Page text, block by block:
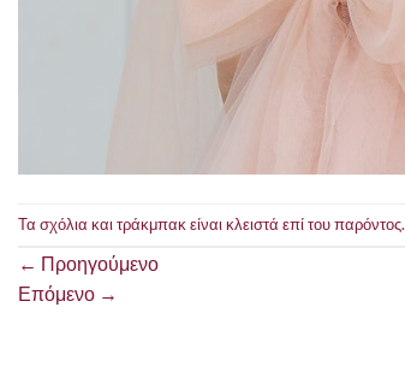
Τα σχόλια και τράκμπακ είναι κλειστά επί του παρόντος.
← Προηγούμενο
Επόμενο →